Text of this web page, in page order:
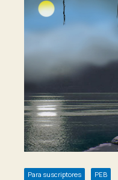
Para suscriptores PEB